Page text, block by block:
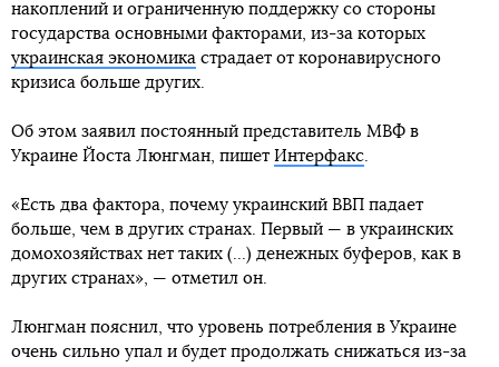
накоплений и ограниченную поддержку со стороны
государства основными факторами, из-за которых
украинская экономика страдает от коронавирусного
кризиса больше других.
Об этом заявил постоянный представитель МВФ в
Украине Йоста Люнгман, пишет Интерфакс.
«Есть два фактора, почему украинский ВВП падает
больше, чем в других странах. Первый — в украинских
домохозяйствах нет таких (...) денежных буферов, как в
других странах», — отметил он.
Люнгман пояснил, что уровень потребления в Украине
очень сильно упал и будет продолжать снижаться из-за